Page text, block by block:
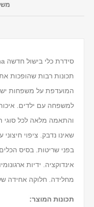
המועדפת על משפחות
למשפחה עם ילדים.
שאינו נדבק. ציפוי
בפני שריטות. בסיס
אינדוקציה. ידיות
מחלידה. חלוקה אחידה
תכונות המוצר: